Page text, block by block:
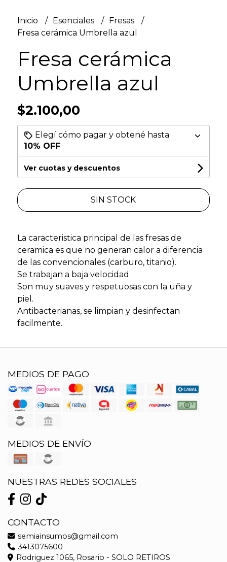
Inicio Esenciales
Fresas
Fresa cerámica Umbrella azul
Fresa cerámica
Umbrella azul
$2.100,00
Elegí cómo pagar y obtené hasta
10% OFF
Ver cuotas y descuentos
SIN STOCK
La caracteristica principal de las fresas de
ceramica es que no generan calor a diferencia
de las convencionales (carburo, titanio).
Se trabajan a baja velocidad
Son muy suaves y respetuosas con la uña y
piel.
Antibacterianas, se limpian y desinfectan
facilmente.
MEDIOS DE PAGO
MEDIOS DE ENVÍO
NUESTRAS REDES SOCIALES
CONTACTO
semiainsumos@gmail.com
3413075600
Rodriguez 1065, Rosario - SOLO RETIROS